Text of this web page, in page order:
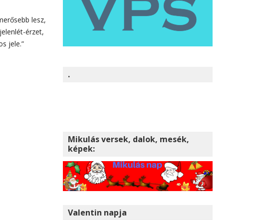
lesz,
érzet,
jele.”
.
Mikulás versek, dalok, mesék,
képek:
Valentin napja